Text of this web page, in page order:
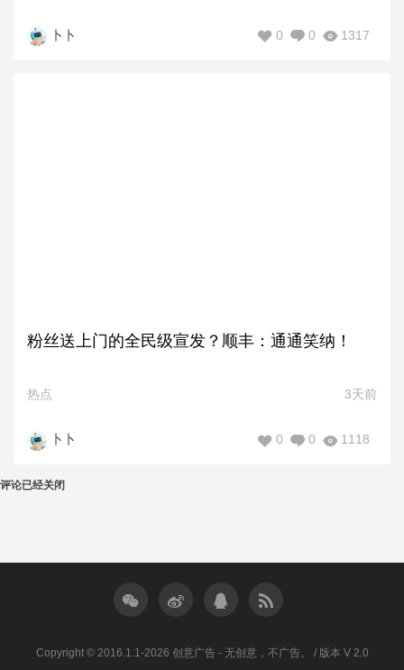
卜卜 1317
0
0
粉丝送上门的全民级宣发？顺丰：通通笑纳！
热点 3天前
卜卜 1118
0
0
评论已经关闭
Copyright © 2016.1.1-2026 创意广告 - 无创意，不广告。 / 版本 V 2.0